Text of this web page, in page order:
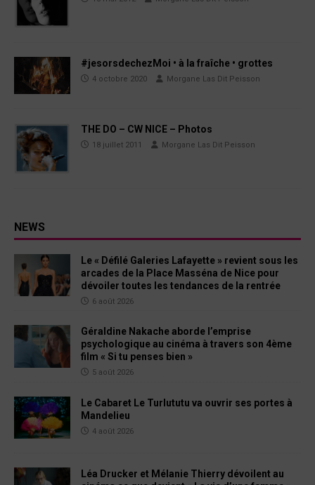
#jesorsdechezMoi • à la fraîche • grottes
4 octobre 2020 Morgane Las Dit Peisson
THE DO – CW NICE – Photos
18 juillet 2011 Morgane Las Dit Peisson
NEWS
Le « Défilé Galeries Lafayette » revient sous les
arcades de la Place Masséna de Nice pour
dévoiler toutes les tendances de la rentrée
6 août 2026
Géraldine Nakache aborde l’emprise
psychologique au cinéma à travers son 4ème
film « Si tu penses bien »
5 août 2026
Le Cabaret Le Turlututu va ouvrir ses portes à
Mandelieu
4 août 2026
Léa Drucker et Mélanie Thierry dévoilent au